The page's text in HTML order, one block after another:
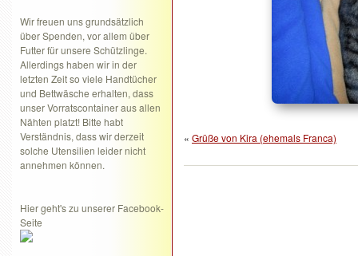
Wir freuen uns grundsätzlich
über Spenden, vor allem über
Futter für unsere Schützlinge.
Allerdings haben wir in der
letzten Zeit so viele Handtücher
und Bettwäsche erhalten, dass
unser Vorratscontainer aus allen
Nähten platzt! Bitte habt
Verständnis, dass wir derzeit
solche Utensilien leider nicht
annehmen können.
Hier geht's zu unserer Facebook-
Seite
« Grüße von Kira (ehemals Franca)